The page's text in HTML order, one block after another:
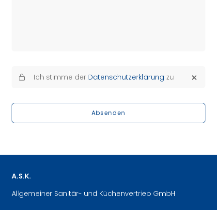
Ich stimme der Datenschutzerklärung zu
Absenden
A.S.K.
Allgemeiner Sanitär- und Küchenvertrieb GmbH